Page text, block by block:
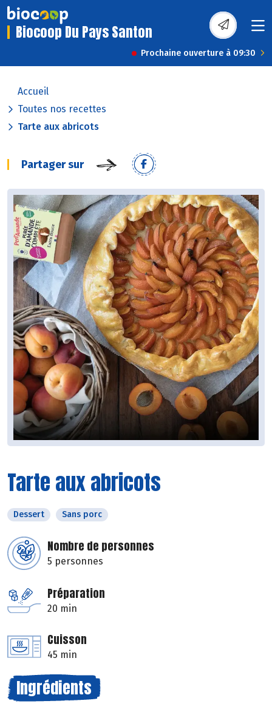
Biocoop Du Pays Santon
Prochaine ouverture à 09:30
Accueil
Toutes nos recettes
Tarte aux abricots
Partager sur
Tarte aux abricots
Dessert Sans porc
Nombre de personnes
5 personnes
Préparation
20 min
Cuisson
45 min
Ingrédients